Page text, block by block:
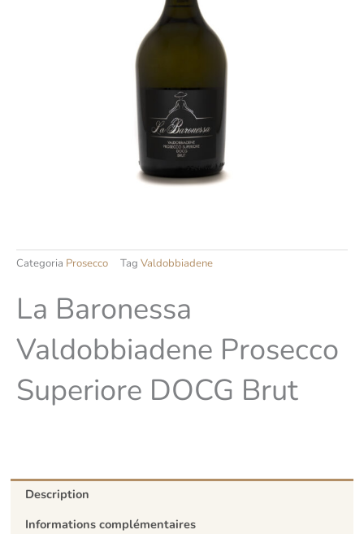
Categoria Prosecco Tag Valdobbiadene
La Baronessa
Valdobbiadene Prosecco
Superiore DOCG Brut
Description
Informations complémentaires